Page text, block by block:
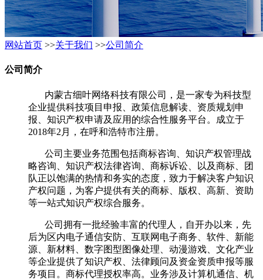
网站首页 >>关于我们 >>公司简介
公司简介
内蒙古细叶网络科技有限公司，是一家专为科技型
企业提供科技项目申报、政策信息解读、资质规划申
报、知识产权申请及应用的综合性服务平台。成立于
2018年2月，在呼和浩特市注册。
公司主要业务范围包括商标咨询、知识产权管理战
略咨询、知识产权法律咨询、商标诉讼、以及商标、团
队正以饱满的热情和务实的态度，致力于解决客户知识
产权问题，为客户提供有关的商标、版权、高新、资助
等一站式知识产权综合服务。
公司拥有一批经验丰富的代理人，自开办以来，先
后为区内电子通信安防、互联网电子商务、软件、新能
源、新材料、数字图型图像处理、动漫游戏、文化产业
等企业提供了知识产权、法律顾问及资金资质申报等服
务项目。商标代理授权率高。业务涉及计算机通信、机